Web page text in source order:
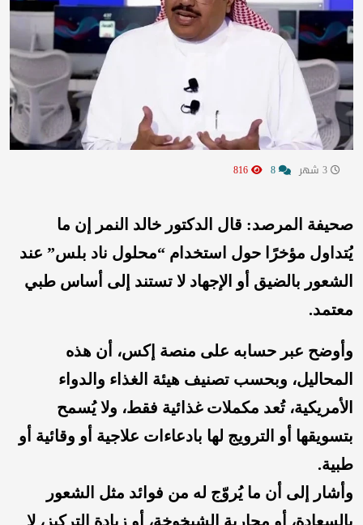
صحيفة المرصد: قال الدكتور خالد النمر إن ما
يُتداول مؤخرًا حول استخدام “محلول ناد بلس” عند
الشعور بالضيق أو الإجهاد لا تستند إلى أساس طبي
معتمد.
وأوضح عبر حسابه على منصة إكس، أن هذه
المحاليل، وبحسب تصنيف هيئة الغذاء والدواء
الأمريكية، تُعد مكملات غذائية فقط، ولا يُسمح
بتسويقها أو الترويج لها بادعاءات علاجية أو وقائية أو
طبية.
وأشار إلى أن ما يُروّج له من فوائد مثل الشعور
بالسعادة، أو محاربة الشيخوخة، أو زيادة التركيز، لا